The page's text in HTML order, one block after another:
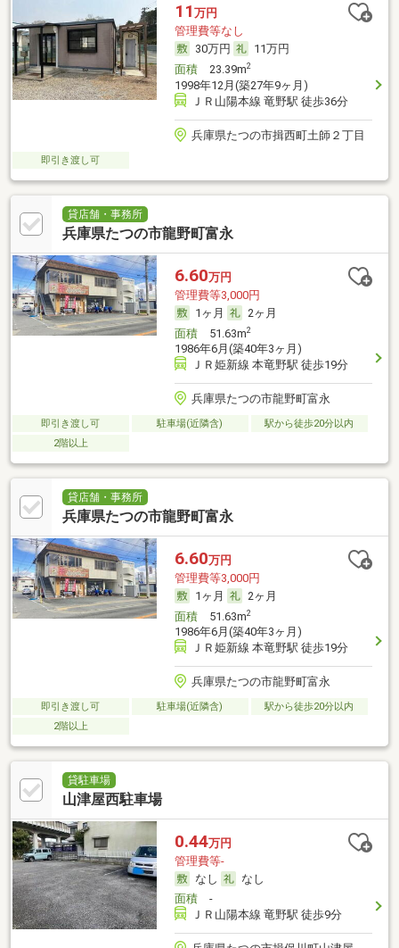
11 万円
管理費等なし
30万円
11万円
面積23.39m2
1998年12月(築27年9ヶ月)
ＪＲ山陽本線 竜野駅 徒歩36分
兵庫県たつの市揖西町土師２丁目
即引き渡し可
貸店舗・事務所
兵庫県たつの市龍野町富永
6.60万円
管理費等3,000円
1ヶ月
2ヶ月
面積51.63m2
1986年6月(築40年3ヶ月)
ＪＲ姫新線 本竜野駅 徒歩19分
兵庫県たつの市龍野町富永
即引き渡し可 駐車場(近隣含)
駅から徒歩20分以内
2階以上
貸店舗・事務所
兵庫県たつの市龍野町富永
6.60万円
管理費等3,000円
1ヶ月
2ヶ月
面積51.63m2
1986年6月(築40年3ヶ月)
ＪＲ姫新線 本竜野駅 徒歩19分
兵庫県たつの市龍野町富永
即引き渡し可 駐車場(近隣含)
駅から徒歩20分以内
2階以上
貸駐車場
山津屋西駐車場
0.44万円
管理費等-
なし
なし
面積-
ＪＲ山陽本線 竜野駅 徒歩9分